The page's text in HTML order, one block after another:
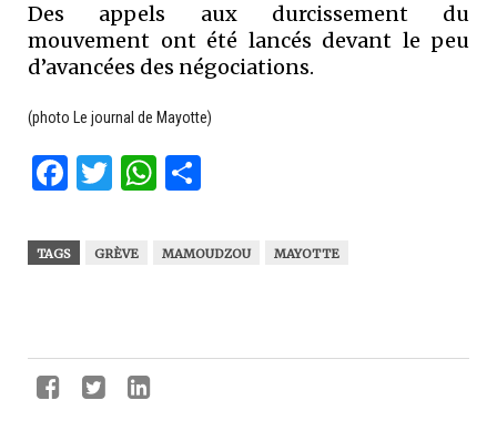
Des appels aux durcissement du
mouvement ont été lancés devant le peu
d’avancées des négociations.
(photo Le journal de Mayotte)
Facebook
Twitter
WhatsApp
TAGS GRÈVE MAMOUDZOU MAYOTTE